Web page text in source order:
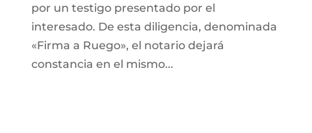
por un testigo presentado por el
interesado. De esta diligencia, denominada
«Firma a Ruego», el notario dejará
constancia en el mismo...